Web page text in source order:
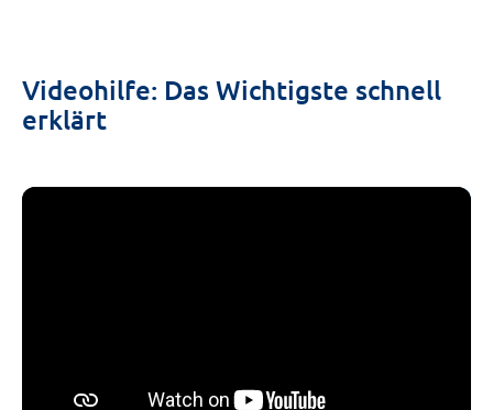
Videohilfe: Das Wichtigste schnell
erklärt